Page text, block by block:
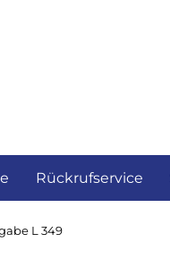
Rückrufservice
L 349